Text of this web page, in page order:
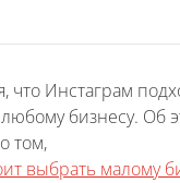
что Инстаграм
бизнесу. Об
том,
выбрать малому